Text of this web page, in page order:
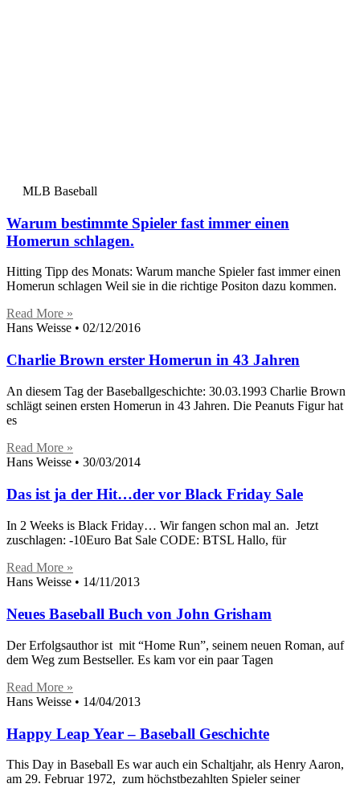
MLB Baseball
Warum bestimmte Spieler fast immer einen
Homerun schlagen.
Hitting Tipp des Monats: Warum manche Spieler fast immer einen
Homerun schlagen Weil sie in die richtige Positon dazu kommen.
Read More »
Hans Weisse
02/12/2016
Charlie Brown erster Homerun in 43 Jahren
An diesem Tag der Baseballgeschichte: 30.03.1993 Charlie Brown
schlägt seinen ersten Homerun in 43 Jahren. Die Peanuts Figur hat
es
Read More »
Hans Weisse
30/03/2014
Das ist ja der Hit…der vor Black Friday Sale
In 2 Weeks is Black Friday… Wir fangen schon mal an. Jetzt
zuschlagen: -10Euro Bat Sale CODE: BTSL Hallo, für
Read More »
Hans Weisse
14/11/2013
Neues Baseball Buch von John Grisham
Der Erfolgsauthor ist mit “Home Run”, seinem neuen Roman, auf
dem Weg zum Bestseller. Es kam vor ein paar Tagen
Read More »
Hans Weisse
14/04/2013
Happy Leap Year – Baseball Geschichte
This Day in Baseball Es war auch ein Schaltjahr, als Henry Aaron,
am 29. Februar 1972, zum höchstbezahlten Spieler seiner